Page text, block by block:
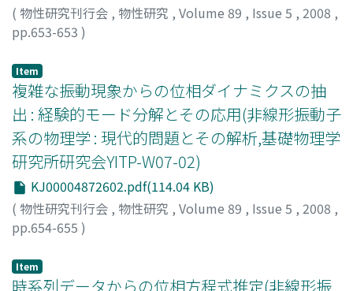
( 物性研究刊行会 , 物性研究 , Volume 89 , Issue 5 , 2008 ,
pp.653-653 )
Item
複雑な振動現象からの位相ダイナミクスの抽
出 : 経験的モード分解とその応用(非線形振動子
系の物理学 : 現代的問題とその解析,基礎物理学
研究所研究会YITP-W07-02)
KJ00004872602.pdf(114.04 KB)
( 物性研究刊行会 , 物性研究 , Volume 89 , Issue 5 , 2008 ,
pp.654-655 )
Item
時系列データからの位相方程式推定(非線形振